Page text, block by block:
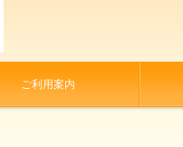
ご利用案内